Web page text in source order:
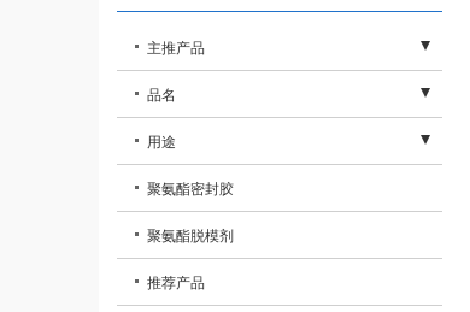
主推产品
- 聚氨酯黑白料
- 双组份聚氨酯
品名
- 聚氨酯密封发泡胶
- 免钉胶
- 聚氨酯清洗剂
- 聚氨酯发泡胶
用途
- 晶钢门钢木门
- 仿真人体模特
- 皮雕填充
聚氨酯密封胶
聚氨酯脱模剂
推荐产品